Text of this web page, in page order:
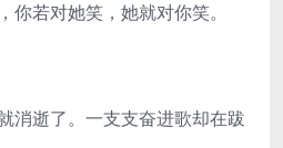
若对她笑，她就对你笑。
消逝了。一支支奋进歌却在跋